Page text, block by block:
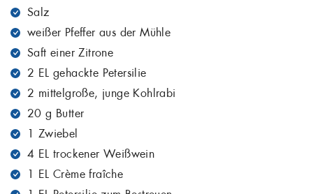
Salz
weißer Pfeffer aus der Mühle
Saft einer Zitrone
2 EL gehackte Petersilie
2 mittelgroße, junge Kohlrabi
20 g Butter
1 Zwiebel
4 EL trockener Weißwein
1 EL Crème fraîche